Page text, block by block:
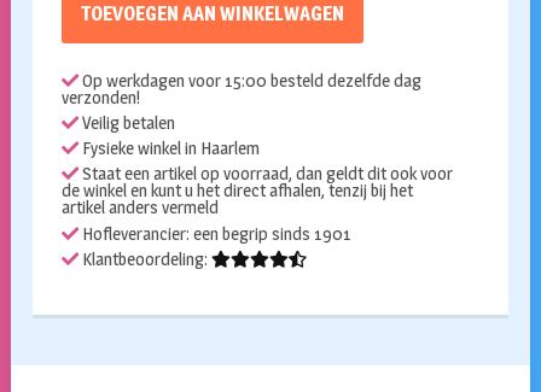
TOEVOEGEN AAN WINKELWAGEN
Op werkdagen voor 15:00 besteld dezelfde dag
verzonden!
Veilig betalen
Fysieke winkel in Haarlem
Staat een artikel op voorraad, dan geldt dit ook voor
de winkel en kunt u het direct afhalen, tenzij bij het
artikel anders vermeld
Hofleverancier: een begrip sinds 1901
Klantbeoordeling: